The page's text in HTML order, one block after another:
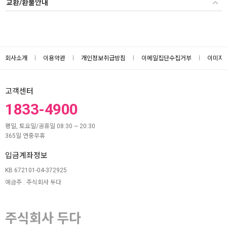
교환/환불안내
회사소개 이용약관 개인정보취급방침 이메일집단수집거부 이미지
고객센터
1833-4900
평일, 토요일/공휴일 08:30 ~ 20:30
365일 연중무휴
입금계좌정보
KB 672101-04-372925
예금주 : 주식회사 두다
주식회사 두다